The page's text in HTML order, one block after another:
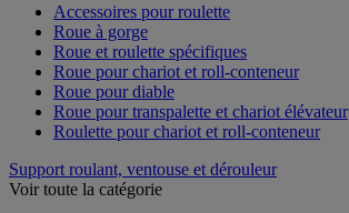
Accessoires pour roulette
Roue à gorge
Roue et roulette spécifiques
Roue pour chariot et roll-conteneur
Roue pour diable
Roue pour transpalette et chariot élévateur
Roulette pour chariot et roll-conteneur
Support roulant, ventouse et dérouleur
Voir toute la catégorie